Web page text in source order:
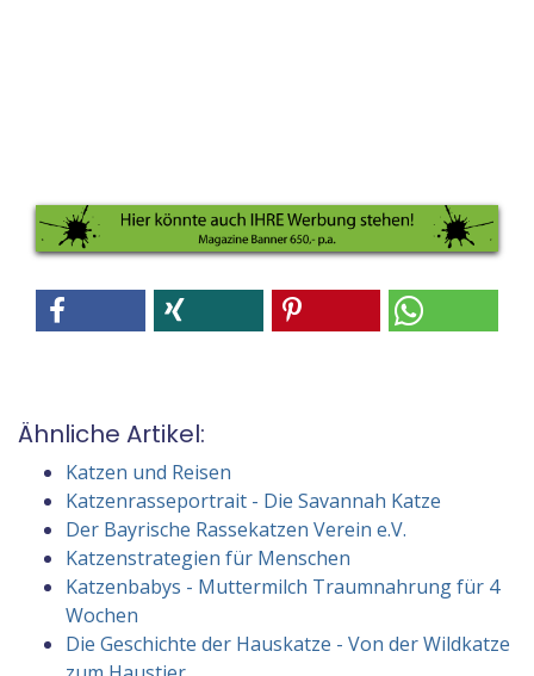
Ähnliche Artikel:
Katzen und Reisen
Katzenrasseportrait - Die Savannah Katze
Der Bayrische Rassekatzen Verein e.V.
Katzenstrategien für Menschen
Katzenbabys - Muttermilch Traumnahrung für 4
Wochen
Die Geschichte der Hauskatze - Von der Wildkatze